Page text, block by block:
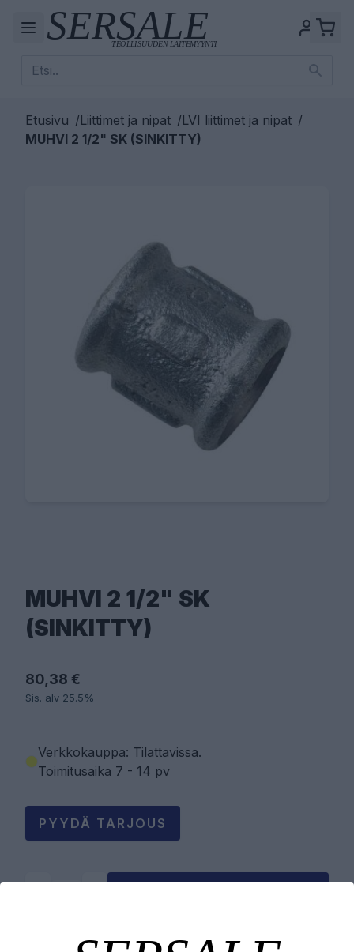
Etusivu /Liittimet ja nipat /LVI liittimet ja nipat /
MUHVI 2 1/2" SK (SINKITTY)
MUHVI 2 1/2" SK
(SINKITTY)
80,38 €
Sis. alv 25.5%
Verkkokauppa: Tilattavissa.
Toimitusaika 7 - 14 pv
PYYDÄ TARJOUS